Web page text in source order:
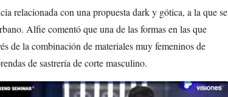
relacionada con una propuesta dark y gótica, a la que se
Alfie comentó que una de las formas en las que
de la combinación de materiales muy femeninos de
de sastrería de corte masculino.